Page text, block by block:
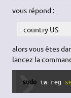
vous répond :
country US
alors vous êtes
lancez la
sudo iw reg